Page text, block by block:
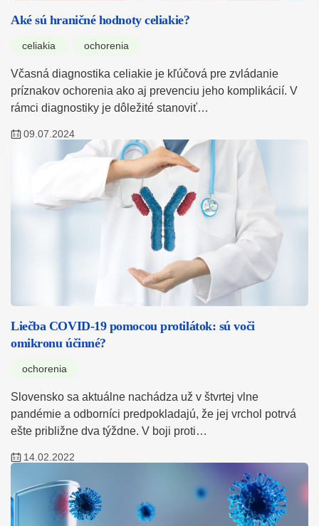
Aké sú hraničné hodnoty celiakie?
celiakia ochorenia
Včasná diagnostika celiakie je kľúčová pre zvládanie
príznakov ochorenia ako aj prevenciu jeho komplikácií. V
rámci diagnostiky je dôležité stanoviť…
09.07.2024
Liečba COVID-19 pomocou protilátok: sú voči
omikronu účinné?
ochorenia
Slovensko sa aktuálne nachádza už v štvrtej vlne
pandémie a odborníci predpokladajú, že jej vrchol potrvá
ešte približne dva týždne. V boji proti…
14.02.2022